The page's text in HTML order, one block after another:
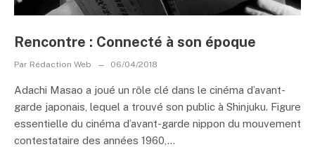
Rencontre : Connecté à son époque
Par Rédaction Web 06/04/2018
Adachi Masao a joué un rôle clé dans le cinéma d’avant-
garde japonais, lequel a trouvé son public à Shinjuku. Figure
essentielle du cinéma d’avant-garde nippon du mouvement
contestataire des années 1960,...